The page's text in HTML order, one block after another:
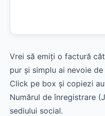
Vrei să emiți o factură
pur și simplu ai nevoie
Click pe box și copiezi
Numărul de înregistrare
sediului social.